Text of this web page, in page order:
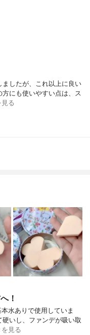
したが、これ以上に良い
にも使いやすい点は、ス
る
！
水ありで使用していま
いし、ファンデが吸い取
見る